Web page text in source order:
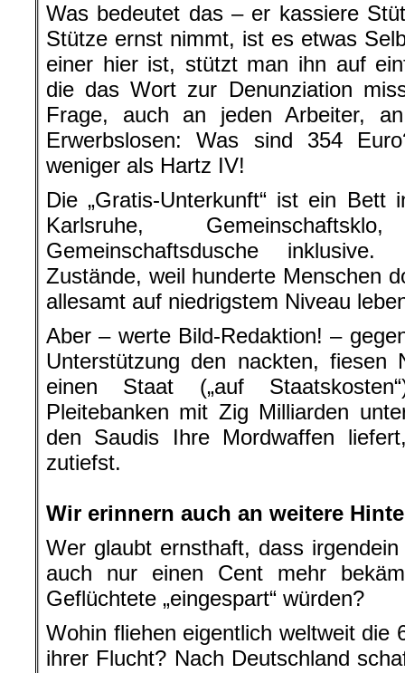
Was bedeutet das – er kassiere
Stütze ernst nimmt, ist es etwas
einer hier ist, stützt man ihn auf
die das Wort zur Denunziation
Frage, auch an jeden Arbeiter,
Erwerbslosen: Was sind 354
weniger als Hartz IV!
Die „Gratis-Unterkunft“ ist ein Bett
Karlsruhe, Gemeinschaftsklo,
Gemeinschaftsdusche inklusive.
Zustände, weil hunderte Menschen
allesamt auf niedrigstem Niveau
Aber – werte Bild-Redaktion! –
Unterstützung den nackten, fiesen
einen Staat („auf
Pleitebanken mit Zig Milliarden
den Saudis Ihre Mordwaffen
zutiefst.
Wir erinnern auch an weitere
Wer glaubt ernsthaft, dass
auch nur einen Cent mehr
Geflüchtete „eingespart“ würden?
Wohin fliehen eigentlich weltweit die
ihrer Flucht? Nach Deutschland